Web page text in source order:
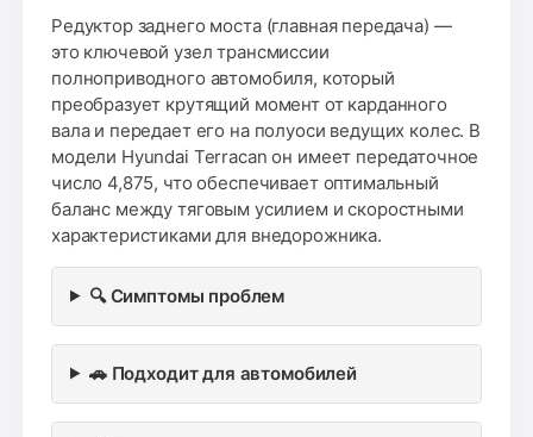
Редуктор заднего моста (главная передача) —
это ключевой узел трансмиссии
полноприводного автомобиля, который
преобразует крутящий момент от карданного
вала и передает его на полуоси ведущих колес. В
модели Hyundai Terracan он имеет передаточное
число 4,875, что обеспечивает оптимальный
баланс между тяговым усилием и скоростными
характеристиками для внедорожника.
🔍 Симптомы проблем
🚗 Подходит для автомобилей